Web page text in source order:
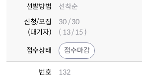
선발방법
선착순
신청/모집
(대기자)
30 / 30
( 13 / 15 )
접수상태 접수마감
번호
132